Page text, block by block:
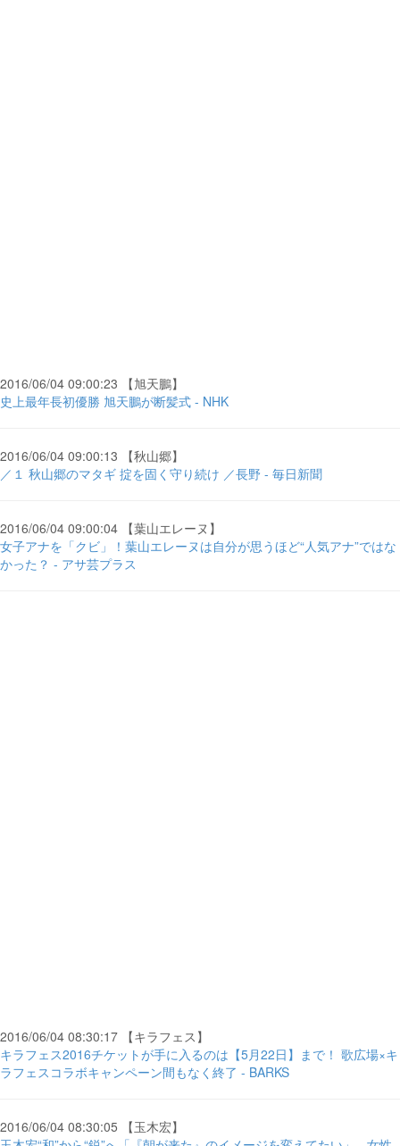
2016/06/04 09:00:23 【旭天鵬】
史上最年長初優勝 旭天鵬が断髪式 - NHK
2016/06/04 09:00:13 【秋山郷】
／１ 秋山郷のマタギ 掟を固く守り続け ／長野 - 毎日新聞
2016/06/04 09:00:04 【葉山エレーヌ】
女子アナを「クビ」！葉山エレーヌは自分が思うほど“人気アナ”ではな
かった？ - アサ芸プラス
2016/06/04 08:30:17 【キラフェス】
キラフェス2016チケットが手に入るのは【5月22日】まで！ 歌広場×キ
ラフェスコラボキャンペーン間もなく終了 - BARKS
2016/06/04 08:30:05 【玉木宏】